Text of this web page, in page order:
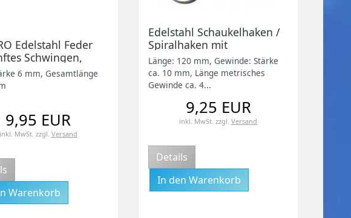
Edelstahl Feder
Schwingen,
für Hängesitze,
Boxsack u.a.,
6 mm, Gesamtlänge
9,95 EUR
inkl. MwSt. zzgl. Versand
Edelstahl Schaukelhaken /
Spiralhaken mit
metrischem Gewinde,
120mm, V2A
Länge: 120 mm, Gewinde: Stärke
ca. 10 mm, Länge metrisches
Gewinde ca. 4...
9,25 EUR
inkl. MwSt. zzgl.Versand
Details